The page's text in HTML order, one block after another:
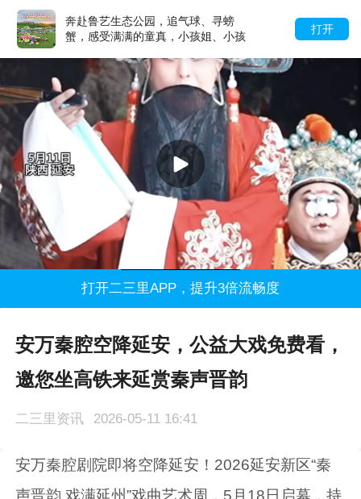
打开
奔赴鲁艺生态公园，追气球、寻螃
蟹，感受满满的童真，小孩姐、小孩
打开二三里APP，提升3倍流畅度
安万秦腔空降延安，公益大戏免费看，
邀您坐高铁来延赏秦声晋韵
二三里资讯 2026-05-11 16:41
安万秦腔剧院即将空降延安！2026延安新区“秦